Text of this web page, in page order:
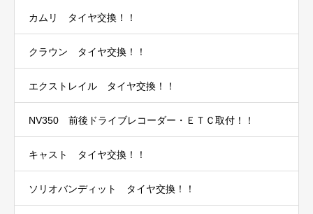
カムリ タイヤ交換！！
クラウン タイヤ交換！！
エクストレイル タイヤ交換！！
NV350 前後ドライブレコーダー・ＥＴＣ取付！！
キャスト タイヤ交換！！
ソリオバンディット タイヤ交換！！